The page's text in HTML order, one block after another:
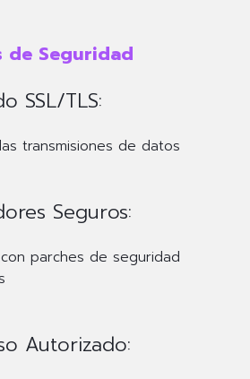
de Seguridad
SSL/TLS:
transmisiones de datos
Seguros:
parches de seguridad
Autorizado: